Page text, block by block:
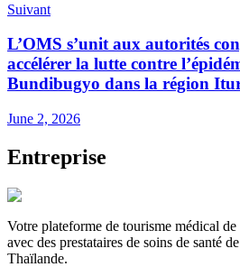
Suivant
L’OMS s’unit aux autorités
accélérer la lutte contre
Bundibugyo dans la région
June 2, 2026
Entreprise
Votre plateforme de tourisme médical
avec des prestataires de soins de santé
Thaïlande.